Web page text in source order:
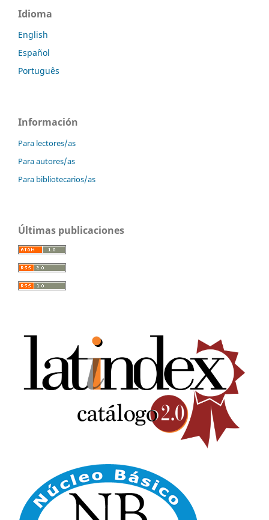
Idioma
English
Español
Português
Información
Para lectores/as
Para autores/as
Para bibliotecarios/as
Últimas publicaciones